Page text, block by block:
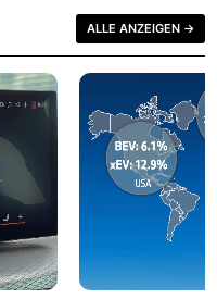
ALLE ANZEIGEN →